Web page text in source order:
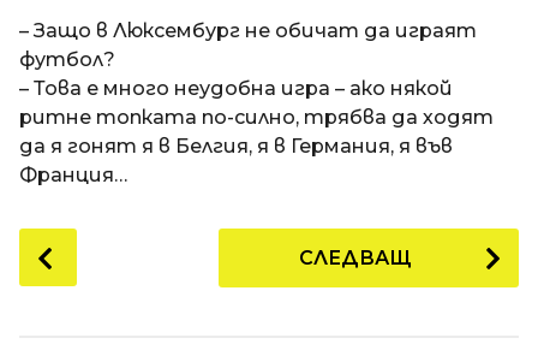
п
р
е
д
и
1
г
д
t
i
– Защо в Люксембург не обичат да играят
футбол?
– Това е много неудобна игра – ако някой
ритне топката по-силно, трябва да ходят
да я гонят я в Белгия, я в Германия, я във
Франция…
o
СЛЕДВАЩ